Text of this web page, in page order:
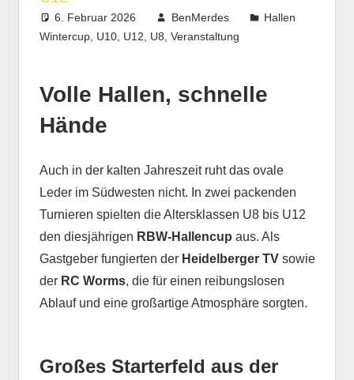
6. Februar 2026 BenMerdes
Hallen
Wintercup, U10, U12 U8 Veranstaltung
Volle Hallen, schnelle
Hände
Auch in der kalten Jahreszeit ruht das ovale
Leder im Südwesten nicht. In zwei packenden
Turnieren spielten die Altersklassen U8 bis U12
den diesjährigen RBW-Hallencup aus. Als
Gastgeber fungierten der Heidelberger TVsowie
der RC Worms, die für einen reibungslosen
Ablauf und eine großartige Atmosphäre sorgten.
Großes Starterfeld aus der